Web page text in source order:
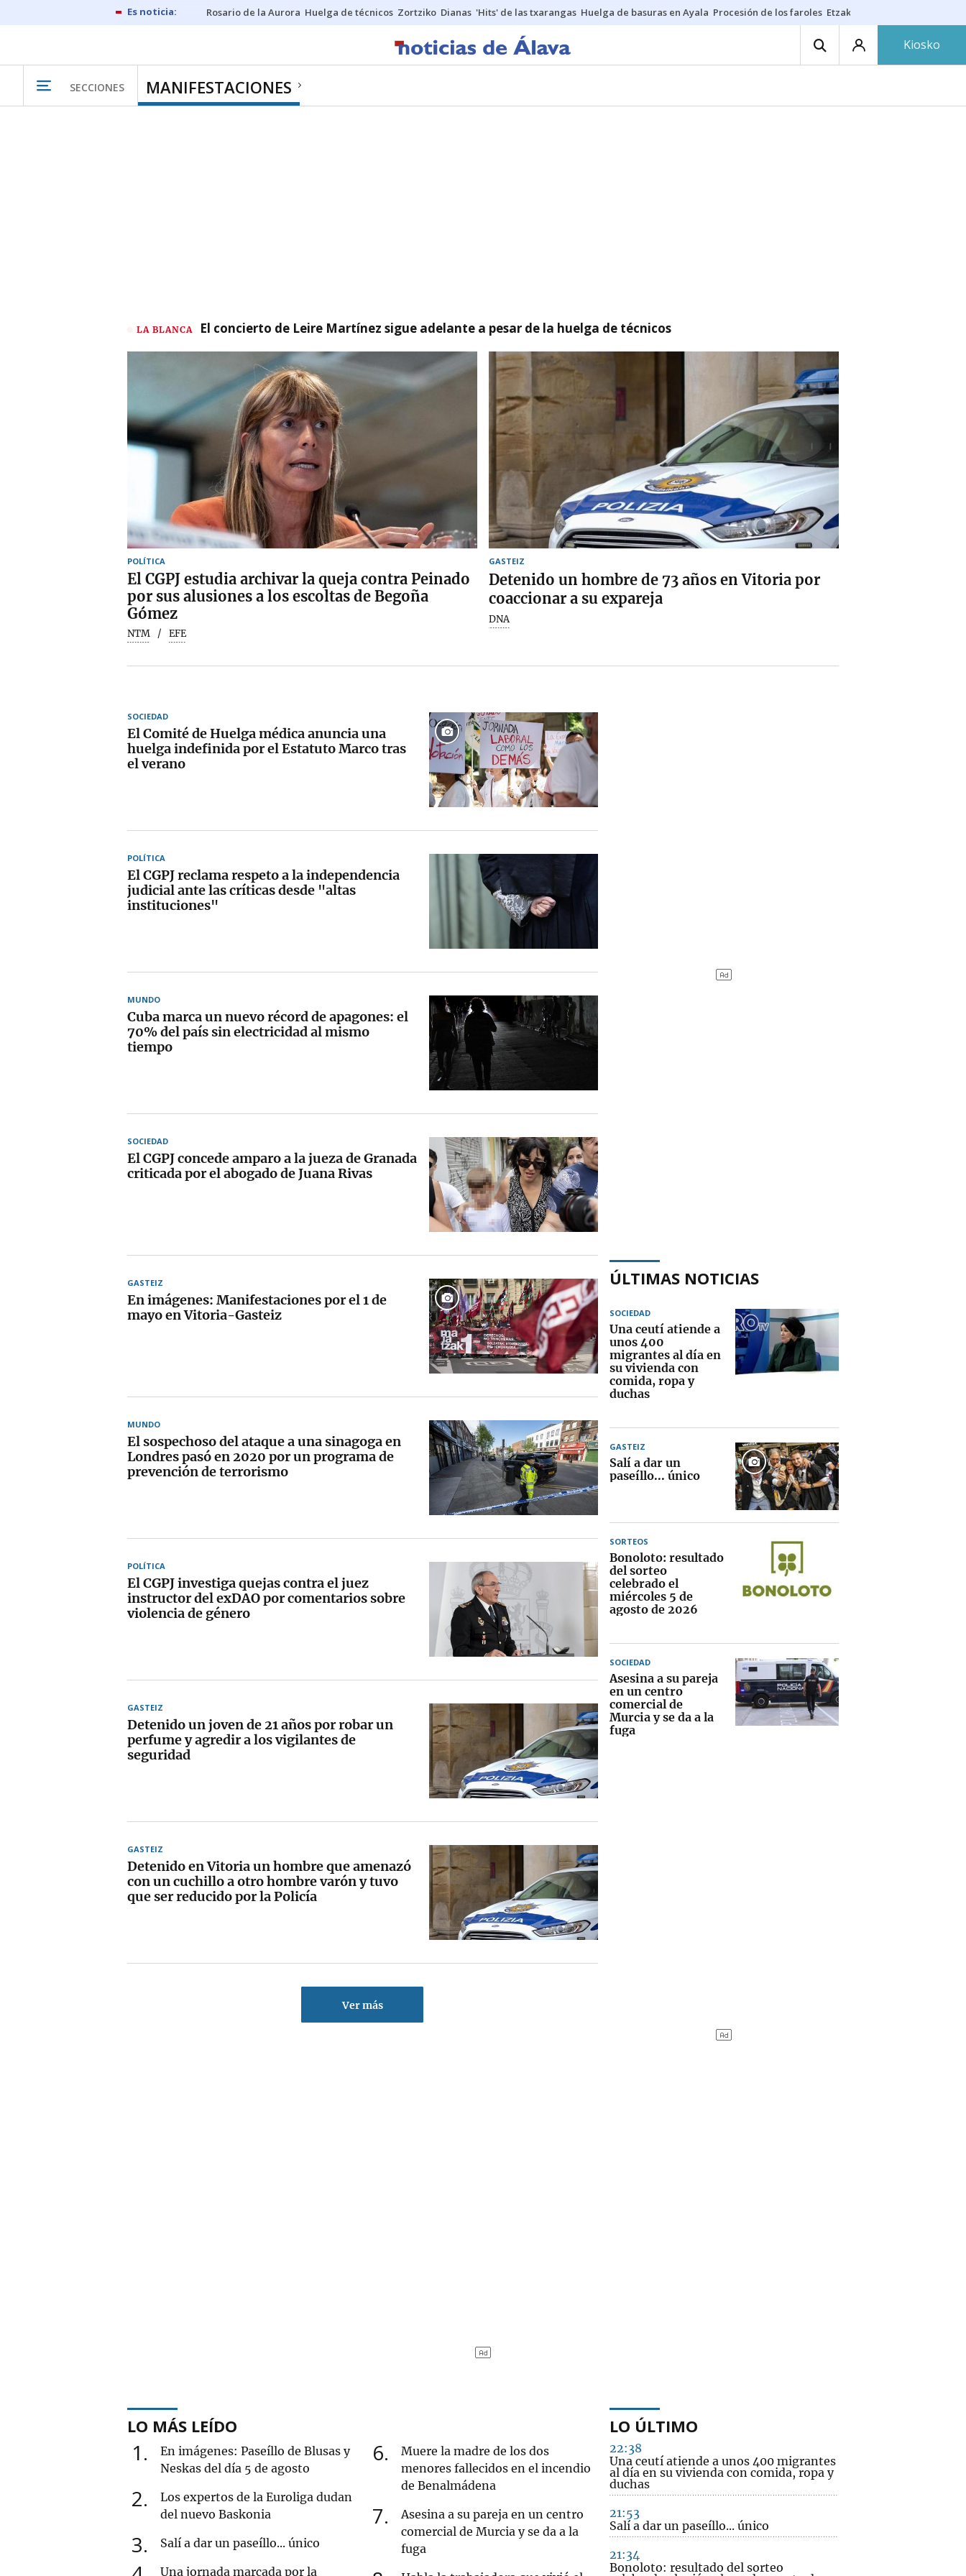
Rosario de la Aurora Huelga de técnicos Zortziko Dianas 'Hits' de las txarangas Huelga de basuras en Ayala Procesión de los faroles Etzakit
Kiosko
SECCIONES MANIFESTACIONES
LA BLANCA El concierto de Leire Martínez sigue adelante a pesar de la huelga de técnicos
POLÍTICA
El CGPJ estudia archivar la queja contra Peinado
por sus alusiones a los escoltas de Begoña
Gómez
NTM EFE
GASTEIZ
Detenido un hombre de 73 años en Vitoria por
coaccionar a su expareja
DNA
SOCIEDAD
El Comité de Huelga médica anuncia una
huelga indefinida por el Estatuto Marco tras
el verano
POLÍTICA
El CGPJ reclama respeto a la independencia
judicial ante las críticas desde "altas
instituciones"
MUNDO
Cuba marca un nuevo récord de apagones: el
70% del país sin electricidad al mismo
tiempo
SOCIEDAD
El CGPJ concede amparo a la jueza de Granada
criticada por el abogado de Juana Rivas
GASTEIZ
En imágenes: Manifestaciones por el 1 de
mayo en Vitoria-Gasteiz
MUNDO
El sospechoso del ataque a una sinagoga en
Londres pasó en 2020 por un programa de
prevención de terrorismo
POLÍTICA
El CGPJ investiga quejas contra el juez
instructor del exDAO por comentarios sobre
violencia de género
GASTEIZ
Detenido un joven de 21 años por robar un
perfume y agredir a los vigilantes de
seguridad
GASTEIZ
Detenido en Vitoria un hombre que amenazó
con un cuchillo a otro hombre varón y tuvo
que ser reducido por la Policía
Ver más
ÚLTIMAS NOTICIAS
SOCIEDAD
Una ceutí atiende a
unos 400
migrantes al día en
su vivienda con
comida, ropa y
duchas
GASTEIZ
Salí a dar un
paseíllo... único
SORTEOS
Bonoloto: resultado
del sorteo
celebrado el
miércoles 5 de
agosto de 2026
SOCIEDAD
Asesina a su pareja
en un centro
comercial de
Murcia y se da a la
fuga
LO MÁS LEÍDO
1
En imágenes: Paseíllo de Blusas y
Neskas del día 5 de agosto
2
Los expertos de la Euroliga dudan
del nuevo Baskonia
3 Salí a dar un paseíllo... único
Una jornada marcada por la
6
Muere la madre de los dos
menores fallecidos en el incendio
de Benalmádena
7
Asesina a su pareja en un centro
comercial de Murcia y se da a la
fuga
LO ÚLTIMO
22:38
Una ceutí atiende a unos 400 migrantes
al día en su vivienda con comida, ropa y
duchas
21:53
Salí a dar un paseíllo... único
21:34
Bonoloto: resultado del sorteo